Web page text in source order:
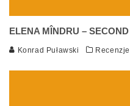
ELENA MÎNDRU –
Konrad Puławski Recenzje